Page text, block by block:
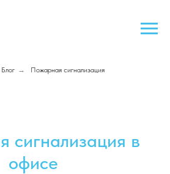
Блог → Пожарная сигнализация
сигнализация в
офисе